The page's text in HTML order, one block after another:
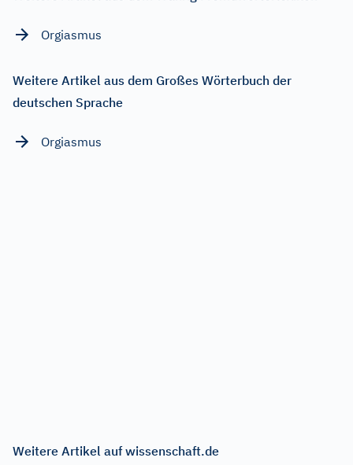
Orgiasmus
Weitere Artikel aus dem Großes Wörterbuch der
deutschen Sprache
Orgiasmus
Weitere Artikel auf wissenschaft.de